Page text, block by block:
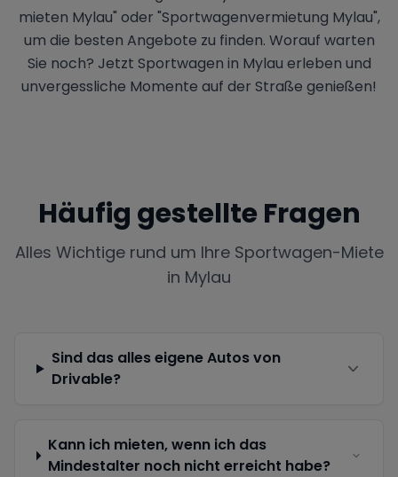
mieten Mylau" oder "Sportwagenvermietung Mylau",
um die besten Angebote zu finden. Worauf warten
Sie noch? Jetzt Sportwagen in Mylau erleben und
unvergessliche Momente auf der Straße genießen!
Häufig gestellte Fragen
Alles Wichtige rund um Ihre Sportwagen-Miete
in Mylau
Sind das alles eigene Autos von
Drivable?
Kann ich mieten, wenn ich das
Mindestalter noch nicht erreicht habe?